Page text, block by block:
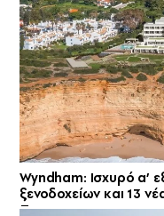
Wyndham: Ισχυρό α’
ξενοδοχείων και 13